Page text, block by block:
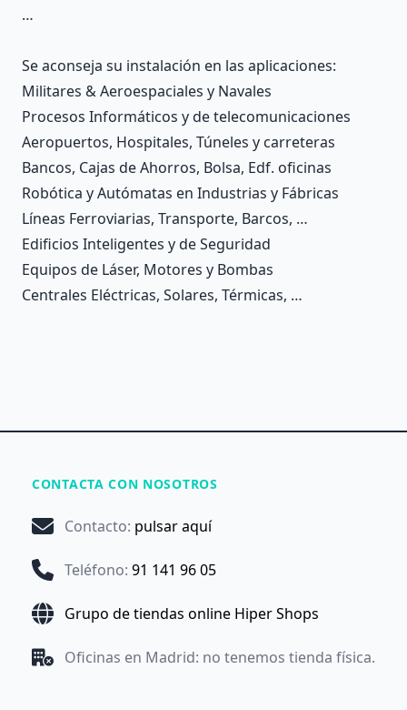
…
Se aconseja su instalación en las aplicaciones:
Militares & Aeroespaciales y Navales
Procesos Informáticos y de telecomunicaciones
Aeropuertos, Hospitales, Túneles y carreteras
Bancos, Cajas de Ahorros, Bolsa, Edf. oficinas
Robótica y Autómatas en Industrias y Fábricas
Líneas Ferroviarias, Transporte, Barcos, …
Edificios Inteligentes y de Seguridad
Equipos de Láser, Motores y Bombas
Centrales Eléctricas, Solares, Térmicas, …
CONTACTA CON NOSOTROS
Contacto: pulsar aquí
Teléfono: 91 141 96 05
Grupo de tiendas online Hiper Shops
Oficinas en Madrid: no tenemos tienda física.